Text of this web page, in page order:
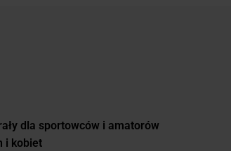
dla sportowców i amatorów
i kobiet